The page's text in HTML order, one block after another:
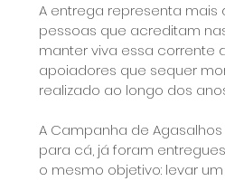
A entrega representa mais
pessoas que acreditam
manter viva essa corrente
apoiadores que sequer
realizado ao longo dos
A Campanha de
para cá, já foram
o mesmo objetivo: levar